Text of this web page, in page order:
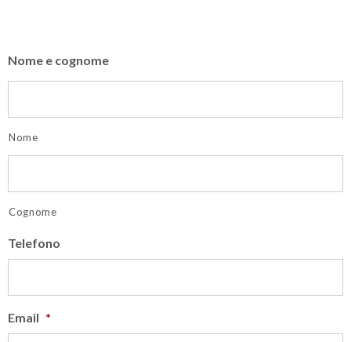
Nome e cognome
Nome
Cognome
Telefono
Email *